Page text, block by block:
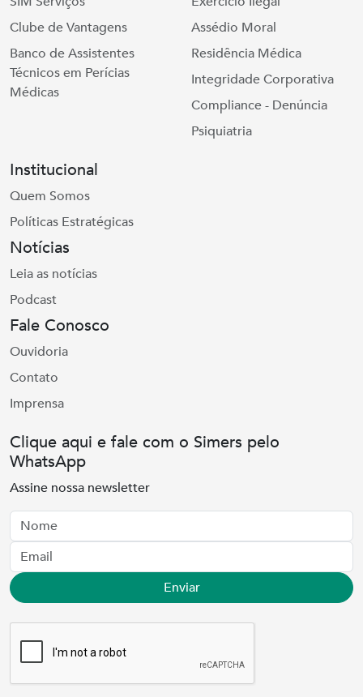
Clube de Vantagens
Banco de Assistentes
Técnicos em Perícias
Médicas
Assédio Moral
Residência Médica
Integridade Corporativa
Compliance - Denúncia
Psiquiatria
Institucional
Quem Somos
Políticas Estratégicas
Notícias
Leia as notícias
Podcast
Fale Conosco
Ouvidoria
Contato
Imprensa
Clique aqui e fale com o Simers pelo
WhatsApp
Assine nossa newsletter
Nome
Email
Enviar